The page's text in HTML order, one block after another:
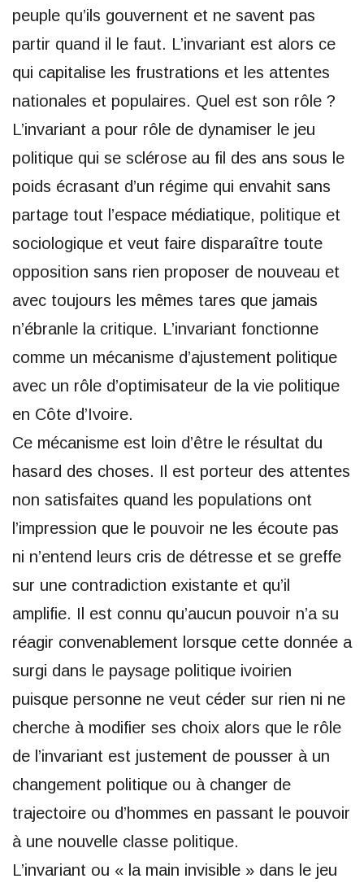
peuple qu’ils gouvernent et ne savent pas
partir quand il le faut. L’invariant est alors ce
qui capitalise les frustrations et les attentes
nationales et populaires. Quel est son rôle ?
L’invariant a pour rôle de dynamiser le jeu
politique qui se sclérose au fil des ans sous le
poids écrasant d’un régime qui envahit sans
partage tout l’espace médiatique, politique et
sociologique et veut faire disparaître toute
opposition sans rien proposer de nouveau et
avec toujours les mêmes tares que jamais
n’ébranle la critique. L’invariant fonctionne
comme un mécanisme d’ajustement politique
avec un rôle d’optimisateur de la vie politique
en Côte d’Ivoire.
Ce mécanisme est loin d’être le résultat du
hasard des choses. Il est porteur des attentes
non satisfaites quand les populations ont
l’impression que le pouvoir ne les écoute pas
ni n’entend leurs cris de détresse et se greffe
sur une contradiction existante et qu’il
amplifie. Il est connu qu’aucun pouvoir n’a su
réagir convenablement lorsque cette donnée a
surgi dans le paysage politique ivoirien
puisque personne ne veut céder sur rien ni ne
cherche à modifier ses choix alors que le rôle
de l’invariant est justement de pousser à un
changement politique ou à changer de
trajectoire ou d’hommes en passant le pouvoir
à une nouvelle classe politique.
L’invariant ou « la main invisible » dans le jeu